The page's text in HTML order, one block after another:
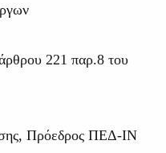
221 παρ.8 του
Πρόεδρος ΠΕΔ-ΙΝ